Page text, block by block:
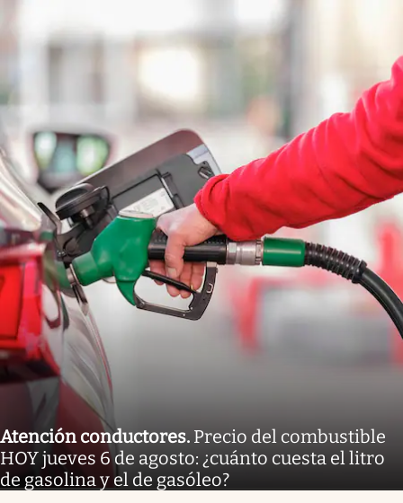
Atención conductores. Precio del combustible
HOY jueves 6 de agosto: ¿cuánto cuesta el litro
de gasolina y el de gasóleo?